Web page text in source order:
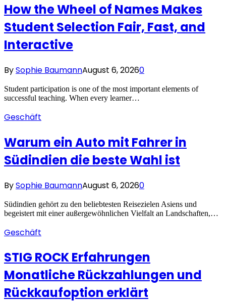
How the Wheel of Names Makes
Student Selection Fair, Fast, and
Interactive
BySophie BaumannAugust 6, 20260
Student participation is one of the most important elements of
successful teaching. When every learner…
Geschäft
Warum ein Auto mit Fahrer in
Südindien die beste Wahl ist
BySophie BaumannAugust 6, 20260
Südindien gehört zu den beliebtesten Reisezielen Asiens und
begeistert mit einer außergewöhnlichen Vielfalt an Landschaften,…
Geschäft
STIG ROCK Erfahrungen
Monatliche Rückzahlungen und
Rückkaufoption erklärt